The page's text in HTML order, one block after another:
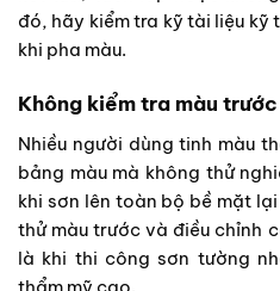
đó, hãy kiểm tra kỹ tài liệu
khi pha màu.
Không kiểm tra màu
Nhiều người dùng tinh màu
bảng màu mà không thử
khi sơn lên toàn bộ bề mặt
thử màu trước và điều chỉnh
là khi thi công sơn tường